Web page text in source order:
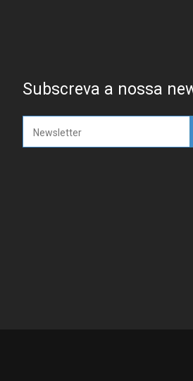
Subscreva a nossa